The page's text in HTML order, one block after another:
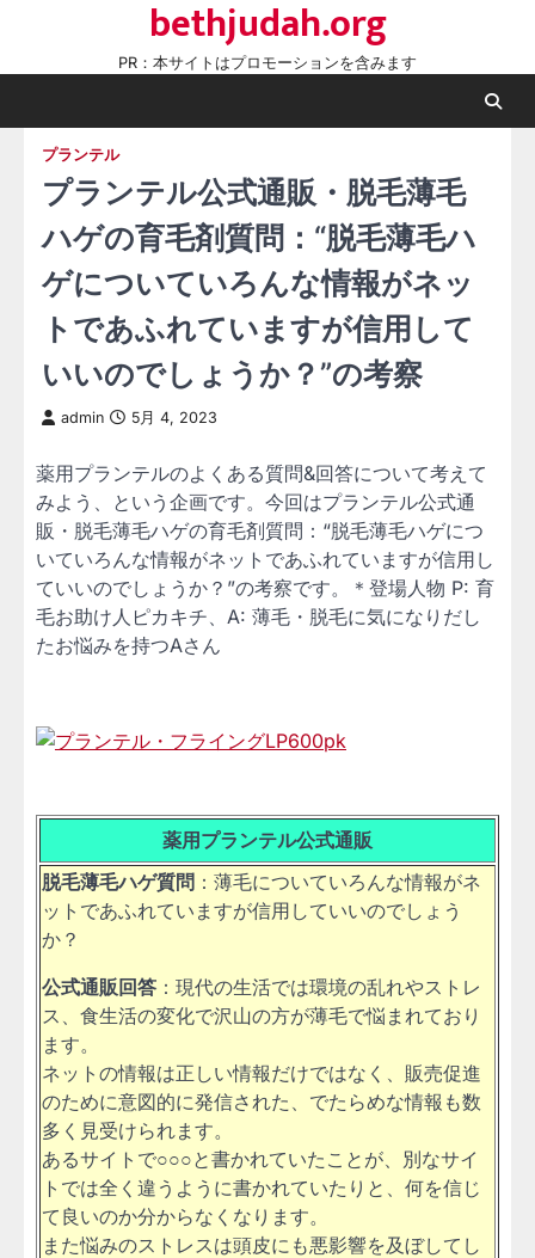
content
bethjudah.org
PR：本サイトはプロモーションを含みます
プランテル
プランテル公式通販・脱毛薄毛
ハゲの育毛剤質問：“脱毛薄毛ハ
ゲについていろんな情報がネッ
トであふれていますが信用して
いいのでしょうか？”の考察
admin 5月 4, 2023
薬用プランテルのよくある質問&回答について考えて
みよう、という企画です。今回はプランテル公式通
販・脱毛薄毛ハゲの育毛剤質問：“脱毛薄毛ハゲにつ
いていろんな情報がネットであふれていますが信用し
ていいのでしょうか？”の考察です。＊登場人物 P: 育
毛お助け人ピカキチ、A: 薄毛・脱毛に気になりだし
たお悩みを持つAさん
薬用プランテル公式通販
脱毛薄毛ハゲ質問 ：薄毛についていろんな情報がネ
ットであふれていますが信用していいのでしょう
か？
公式通販回答 ：現代の生活では環境の乱れやストレ
ス、食生活の変化で沢山の方が薄毛で悩まれており
ます。
ネットの情報は正しい情報だけではなく、販売促進
のために意図的に発信された、でたらめな情報も数
多く見受けられます。
あるサイトで○○○と書かれていたことが、別なサイ
トでは全く違うように書かれていたりと、何を信じ
て良いのか分からなくなります。
また悩みのストレスは頭皮にも悪影響を及ぼしてし